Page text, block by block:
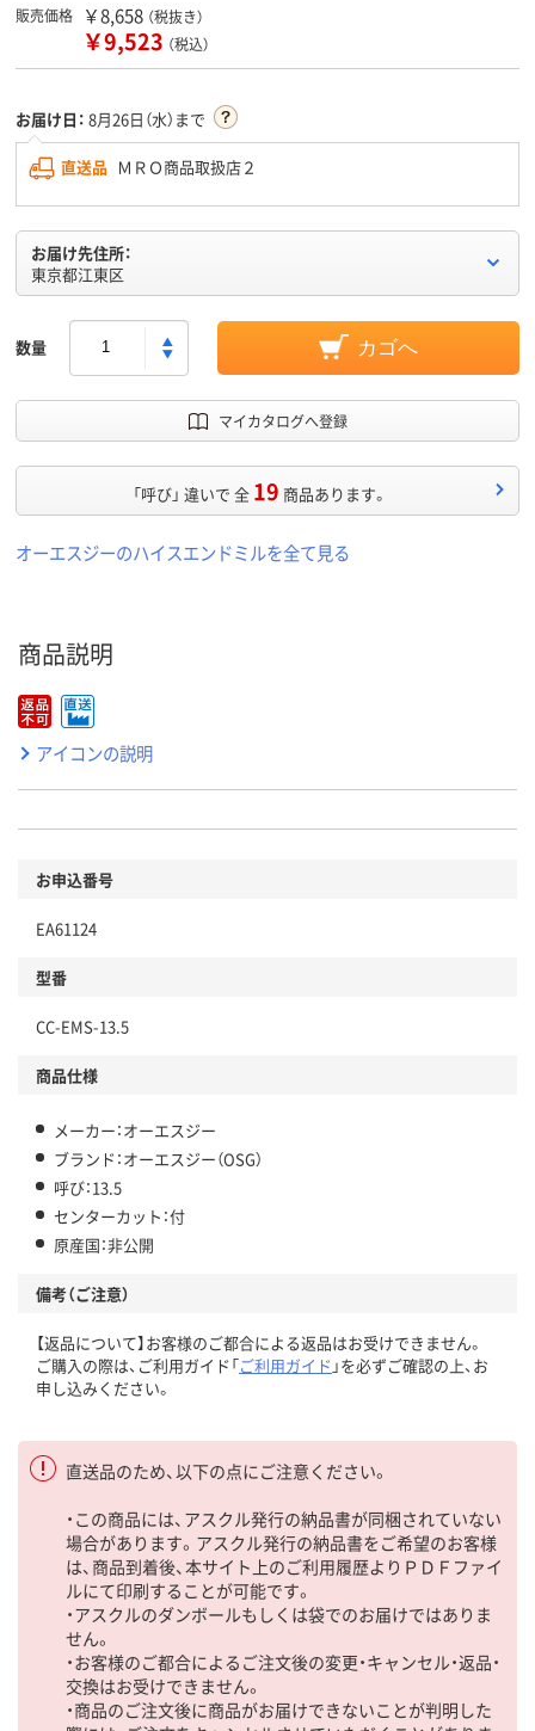
販売価格 ￥8,658 （税抜き）
￥9,523 （税込）
お届け日： 8月26日（水）まで
直送品 ＭＲＯ商品取扱店２
お届け先住所：
東京都江東区
数量 カゴへ
マイカタログへ登録
「呼び」 違いで 全 19 商品あります。
オーエスジーのハイスエンドミルを全て見る
商品説明
アイコンの説明
お申込番号
EA61124
型番
CC-EMS-13.5
商品仕様
メーカー：オーエスジー
ブランド：オーエスジー（OSG）
呼び：13.5
センターカット：付
原産国：非公開
備考（ご注意）
【返品について】お客様のご都合による返品はお受けできません。
ご購入の際は、ご利用ガイド「ご利用ガイド 」を必ずご確認の上、お
申し込みください。
直送品のため、以下の点にご注意ください。
・この商品には、アスクル発行の納品書が同梱されていない
場合があります。アスクル発行の納品書をご希望のお客様
は、商品到着後、本サイト上のご利用履歴よりＰＤＦファイ
ルにて印刷することが可能です。
・アスクルのダンボールもしくは袋でのお届けではありま
せん。
・お客様のご都合によるご注文後の変更・キャンセル・返品・
交換はお受けできません。
・商品のご注文後に商品がお届けできないことが判明した